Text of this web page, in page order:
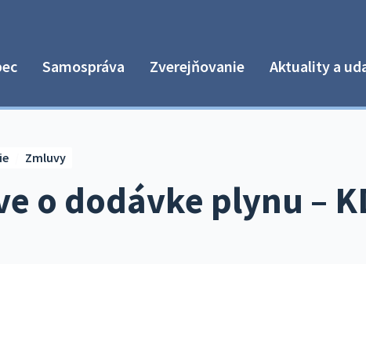
Samospráva Zverejňovanie Aktuality a
o dodávke plynu –
Zmluvy